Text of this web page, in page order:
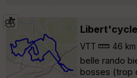
VTT 46
belle rando
bosses (trop